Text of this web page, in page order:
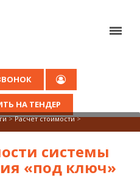
НА ТЕНДЕР
>Расчет стоимости>
системы
«под ключ»